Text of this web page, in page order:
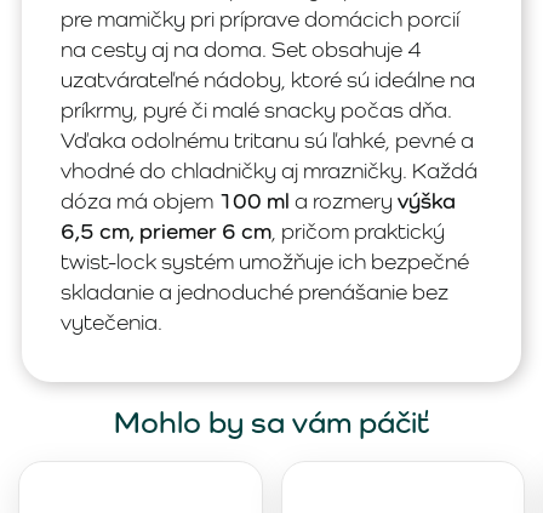
pre mamičky pri príprave domácich porcií
na cesty aj na doma. Set obsahuje 4
uzatvárateľné nádoby, ktoré sú ideálne na
príkrmy, pyré či malé snacky počas dňa.
Vďaka odolnému tritanu sú ľahké, pevné a
vhodné do chladničky aj mrazničky. Každá
dóza má objem 100 ml a rozmery výška
6,5 cm, priemer 6 cm , pričom praktický
twist-lock systém umožňuje ich bezpečné
skladanie a jednoduché prenášanie bez
vytečenia.
Mohlo by sa vám páčiť